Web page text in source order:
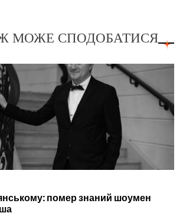
МОЖЕ СПОДОБАТИСЯ
помер знаний шоумен